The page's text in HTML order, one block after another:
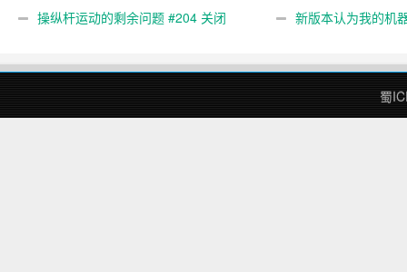
gcode 注释。 #444 关闭
操纵杆运动的剩余问题 #204 关闭
新版本认为我的机
蜀